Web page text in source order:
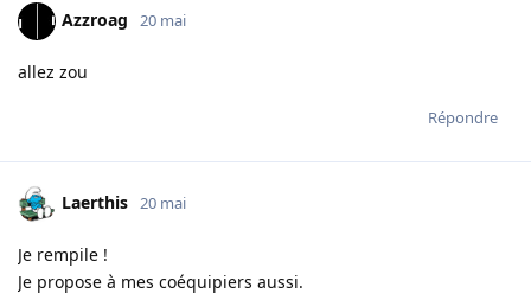
Azzroag 20 mai
allez zou
Répondre
Laerthis 20 mai
Je rempile !
Je propose à mes coéquipiers aussi.